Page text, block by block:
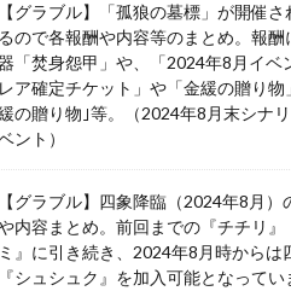
【グラブル】「孤狼の墓標」が開催さ
るので各報酬や内容等のまとめ。報酬
「焚身怨甲」や、「2024年8月イベ
レア確定チケット」や「金緩の贈り物
の贈り物｣等。（2024年8月末シナ
ント）
【グラブル】四象降臨（2024年8月）
内容まとめ。前回までの『チチリ』
ミ』に引き続き、2024年8月時からは
『シュシュク』を加入可能となってい